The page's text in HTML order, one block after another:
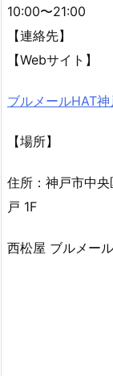
10:00〜21:00
【連絡先】
【Webサイト】
ブルメールHAT
【場所】
住所：神戸市中
戸 1F
西松屋 ブルメー